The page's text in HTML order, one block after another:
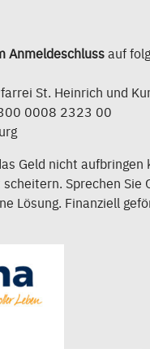
Anmeldeschlussauf
St. Heinrich und
0008 2323 00
Geld nicht aufbringen
Sprechen Sie
Lösung. Finanziell